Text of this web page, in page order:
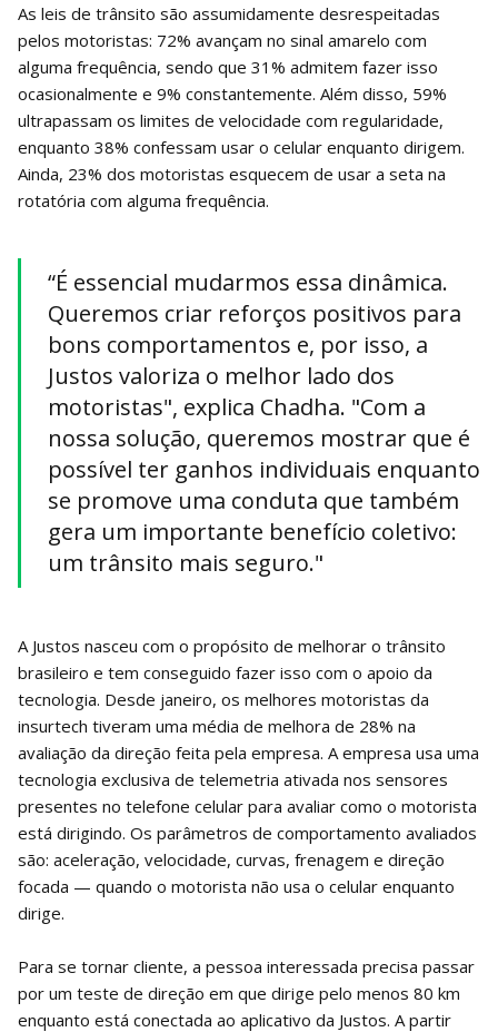
As leis de trânsito são assumidamente desrespeitadas
pelos motoristas: 72% avançam no sinal amarelo com
alguma frequência, sendo que 31% admitem fazer isso
ocasionalmente e 9% constantemente. Além disso, 59%
ultrapassam os limites de velocidade com regularidade,
enquanto 38% confessam usar o celular enquanto dirigem.
Ainda, 23% dos motoristas esquecem de usar a seta na
rotatória com alguma frequência.
“É essencial mudarmos essa dinâmica.
Queremos criar reforços positivos para
bons comportamentos e, por isso, a
Justos valoriza o melhor lado dos
motoristas", explica Chadha. "Com a
nossa solução, queremos mostrar que é
possível ter ganhos individuais enquanto
se promove uma conduta que também
gera um importante benefício coletivo:
um trânsito mais seguro."
A Justos nasceu com o propósito de melhorar o trânsito
brasileiro e tem conseguido fazer isso com o apoio da
tecnologia. Desde janeiro, os melhores motoristas da
insurtech tiveram uma média de melhora de 28% na
avaliação da direção feita pela empresa. A empresa usa uma
tecnologia exclusiva de telemetria ativada nos sensores
presentes no telefone celular para avaliar como o motorista
está dirigindo. Os parâmetros de comportamento avaliados
são: aceleração, velocidade, curvas, frenagem e direção
focada — quando o motorista não usa o celular enquanto
dirige.
Para se tornar cliente, a pessoa interessada precisa passar
por um teste de direção em que dirige pelo menos 80 km
enquanto está conectada ao aplicativo da Justos. A partir